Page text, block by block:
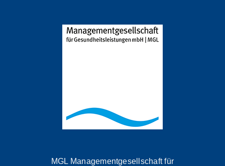
MGL Managementgesellschaft für